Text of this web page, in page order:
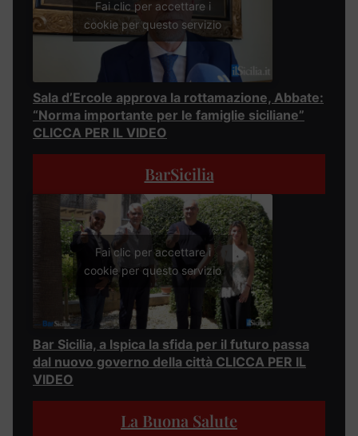
Fai clic per accettare i
cookie per questo servizio
Sala d’Ercole approva la rottamazione, Abbate:
“Norma importante per le famiglie siciliane”
CLICCA PER IL VIDEO
BarSicilia
Fai clic per accettare i
cookie per questo servizio
Bar Sicilia, a Ispica la sfida per il futuro passa
dal nuovo governo della città CLICCA PER IL
VIDEO
La Buona Salute